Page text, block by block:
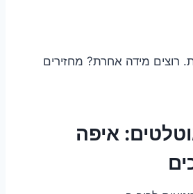
רוצים מידה אחרת? מחזירים
איפה